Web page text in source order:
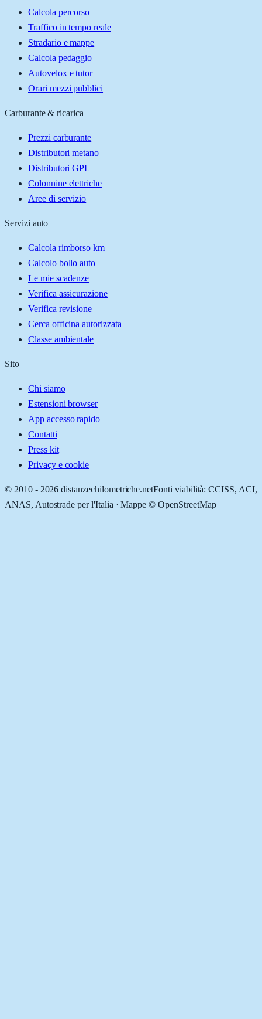
Calcola percorso
Traffico in tempo reale
Stradario e mappe
Calcola pedaggio
Autovelox e tutor
Orari mezzi pubblici
Carburante & ricarica
Prezzi carburante
Distributori metano
Distributori GPL
Colonnine elettriche
Aree di servizio
Servizi auto
Calcola rimborso km
Calcolo bollo auto
Le mie scadenze
Verifica assicurazione
Verifica revisione
Cerca officina autorizzata
Classe ambientale
Sito
Chi siamo
Estensioni browser
App accesso rapido
Contatti
Press kit
Privacy e cookie
© 2010 - 2026 distanzechilometriche.netFonti viabilità: CCISS, ACI,
ANAS, Autostrade per l'Italia · Mappe © OpenStreetMap